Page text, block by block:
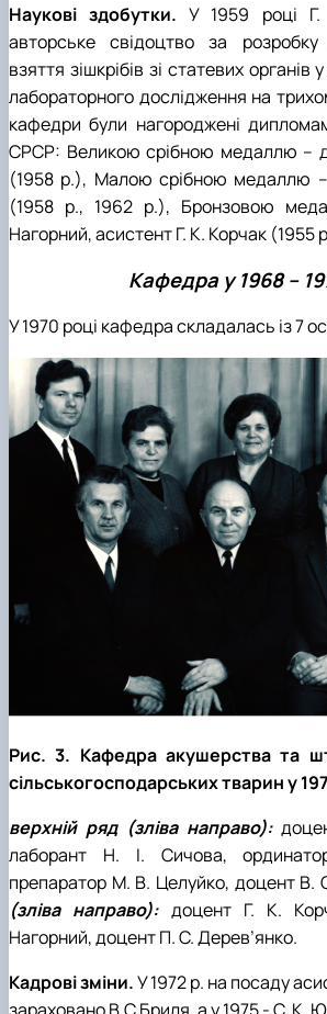
Наукові здобутки.У 1959 році
авторське свідоцтво за
взяття зішкрібів зі статевих
лабораторного дослідження на
кафедри були нагороджені
СРСР: Великою срібною медаллю –
(1958 р.), Малою срібною медаллю
(1958 р., 1962 р.), Бронзовою
Нагорний, асистент Г. К. Корчак (1955
Кафедра у 1968 –
У 1970 році кафедра складалась із 7
Рис. 3. Кафедра акушерства та
сільськогосподарських тварин у
верхній ряд (зліва направо):
лаборант Н. І. Сичова,
препаратор М. В. Целуйко, доцент В.
(зліва направо):доцент Г. К.
Нагорний, доцент П. С. Дерев’янко.
Кадрові зміни.У 1972 р. на посаду